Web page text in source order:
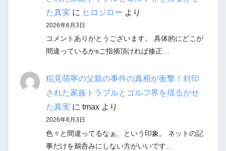
た真実 に ヒロジロー より
2026年6月3日
コメントありがとうございます。 具体的にどこが
間違っているかsご指摘頂ければ修正…
稲見萌寧の父親の事件の真相が衝撃！封印
された家族トラブルとゴルフ界を揺るがせ
た真実 に tmaxより
2026年6月3日
色々と間違ってるなぁ、という印象。 ネットの記
事だけを鵜呑みにしない方がいいです…